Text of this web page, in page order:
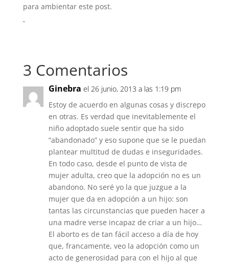
para ambientar este post.
3 Comentarios
Ginebra el 26 junio, 2013 a las 1:19 pm
Estoy de acuerdo en algunas cosas y discrepo
en otras. Es verdad que inevitablemente el
niño adoptado suele sentir que ha sido
“abandonado” y eso supone que se le puedan
plantear multitud de dudas e inseguridades.
En todo caso, desde el punto de vista de
mujer adulta, creo que la adopción no es un
abandono. No seré yo la que juzgue a la
mujer que da en adopción a un hijo: son
tantas las circunstancias que pueden hacer a
una madre verse incapaz de criar a un hijo…
El aborto es de tan fácil acceso a día de hoy
que, francamente, veo la adopción como un
acto de generosidad para con el hijo al que